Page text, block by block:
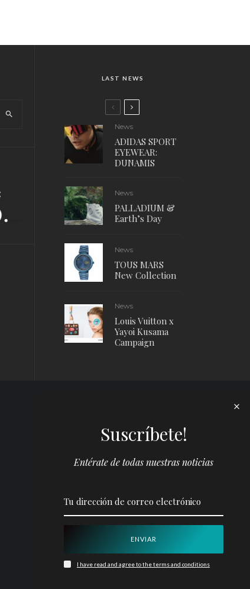
LAST NEWS
News
ADIDAS SPORT
EYEWEAR:
DUNAMIS
News
PALLADIUM &
Earth’s Day
News
TOUS MARS
New Collection
News
Louis Vuitton x
Yayoi Kusama
Campaign
Suscríbete!
Entérate de todas nuestras noticias
I have read and agree to the terms and conditions